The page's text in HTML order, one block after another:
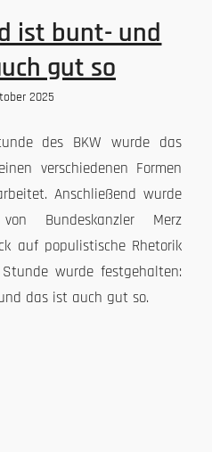
ist bunt- und
gut so
2025
des BKW wurde das
verschiedenen Formen
Anschließend wurde
Bundeskanzler Merz
auf populistische Rhetorik
wurde festgehalten:
das ist auch gut so.